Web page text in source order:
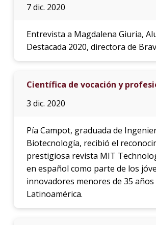
7 dic. 2020
Entrevista a Magdalena Giuria,
Destacada 2020, directora de
Científica de vocación y
3 dic. 2020
Pía Campot, graduada de
Biotecnología, recibió el
prestigiosa revista MIT
en español como parte de los
innovadores menores de 35 años
Latinoamérica.